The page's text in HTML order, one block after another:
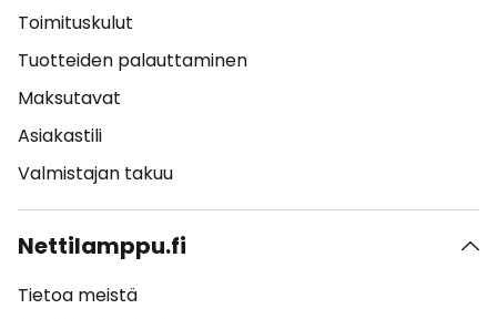
Toimituskulut
Tuotteiden palauttaminen
Maksutavat
Asiakastili
Valmistajan takuu
Nettilamppu.fi
Tietoa meistä